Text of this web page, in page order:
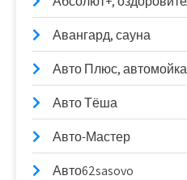
Авангард, сауна
Авто Плюс, автомойка
Авто Тёша
Авто-Мастер
Авто62sasovo